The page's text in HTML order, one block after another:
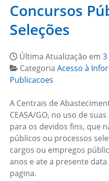
Concursos
Seleções
Última Atualização em 3
Categoria Acesso à
Publicacoes
A Centrais de
CEASA/GO, no uso de
para os devidos fins, que
públicos ou processos
cargos ou empregos
anos e ate a presente
pagina.